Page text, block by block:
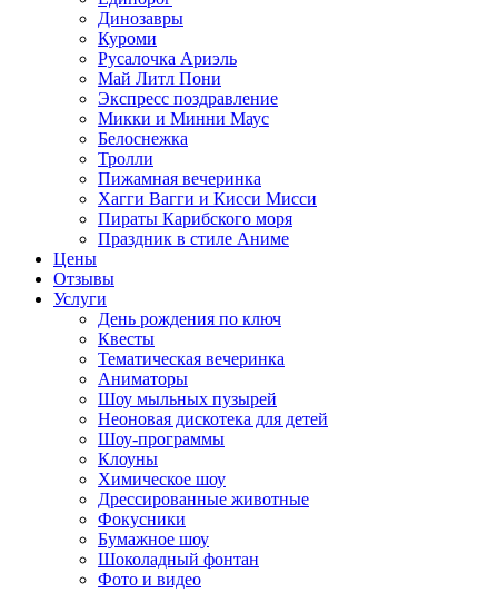
Динозавры
Куроми
Русалочка Ариэль
Май Литл Пони
Экспресс поздравление
Микки и Минни Маус
Белоснежка
Тролли
Пижамная вечеринка
Хагги Вагги и Кисси Мисси
Пираты Карибского моря
Праздник в стиле Аниме
Цены
Отзывы
Услуги
День рождения по ключ
Квесты
Тематическая вечеринка
Аниматоры
Шоу мыльных пузырей
Неоновая дискотека для детей
Шоу-программы
Клоуны
Химическое шоу
Дрессированные животные
Фокусники
Бумажное шоу
Шоколадный фонтан
Фото и видео